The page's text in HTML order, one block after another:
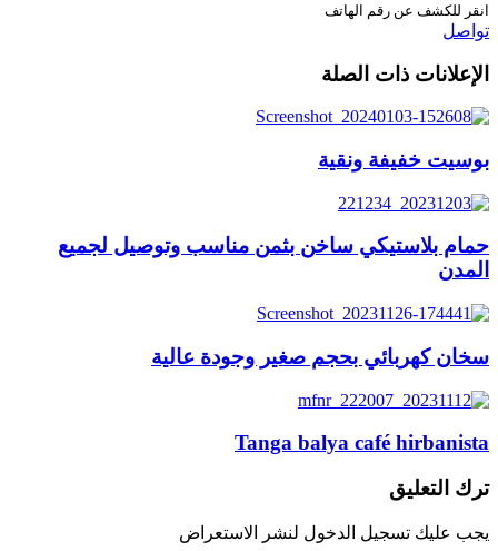
انقر للكشف عن رقم الهاتف
تواصل
الإعلانات ذات الصلة
بوسيت خفيفة ونقية
حمام بلاستيكي ساخن بثمن مناسب وتوصيل لجميع
المدن
سخان كهربائي بحجم صغير وجودة عالية
Tanga balya café hirbanista
ترك التعليق
يجب عليك تسجيل الدخول لنشر الاستعراض